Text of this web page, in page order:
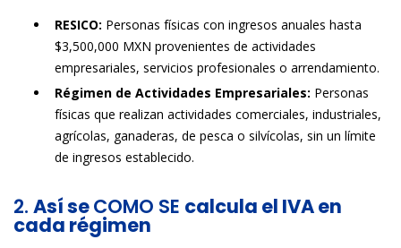
RESICO: Personas físicas con ingresos anuales hasta
$3,500,000 MXN provenientes de actividades
empresariales, servicios profesionales o arrendamiento.
Régimen de Actividades Empresariales: Personas
físicas que realizan actividades comerciales, industriales,
agrícolas, ganaderas, de pesca o silvícolas, sin un límite
de ingresos establecido.
2. Así seCOMO SE calcula el IVA en
cada régimen